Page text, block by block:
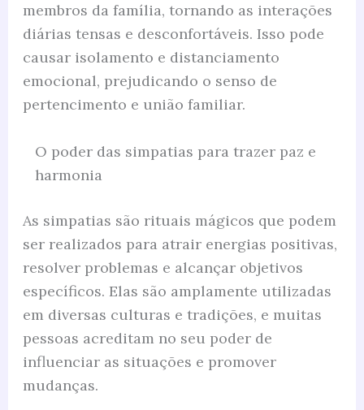
membros da família, tornando as interações
diárias tensas e desconfortáveis. Isso pode
causar isolamento e distanciamento
emocional, prejudicando o senso de
pertencimento e união familiar.
O poder das simpatias para trazer paz e
harmonia
As simpatias são rituais mágicos que podem
ser realizados para atrair energias positivas,
resolver problemas e alcançar objetivos
específicos. Elas são amplamente utilizadas
em diversas culturas e tradições, e muitas
pessoas acreditam no seu poder de
influenciar as situações e promover
mudanças.